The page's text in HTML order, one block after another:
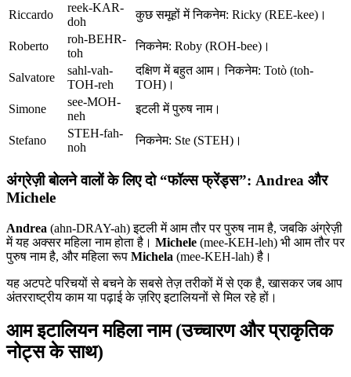
Riccardo
reek-KAR-
doh
कुछ समूहों में निकनेम: Ricky (REE-kee)।
Roberto
roh-BEHR-
toh
निकनेम: Roby (ROH-bee)।
Salvatore
sahl-vah-
TOH-reh
दक्षिण में बहुत आम। निकनेम: Totò (toh-
TOH)।
Simone
see-MOH-
neh
इटली में पुरुष नाम।
Stefano
STEH-fah-
noh
निकनेम: Ste (STEH)।
अंग्रेज़ी बोलने वालों के लिए दो “फॉल्स फ्रेंड्स”: Andrea और
Michele
Andrea (ahn-DRAY-ah) इटली में आम तौर पर पुरुष नाम है, जबकि अंग्रेज़ी
में यह अक्सर महिला नाम होता है। Michele (mee-KEH-leh) भी आम तौर पर
पुरुष नाम है, और महिला रूप Michela (mee-KEH-lah) है।
यह अटपटे परिचयों से बचने के सबसे तेज़ तरीकों में से एक है, खासकर जब आप
अंतरराष्ट्रीय काम या पढ़ाई के ज़रिए इटालियनों से मिल रहे हों।
आम इटालियन महिला नाम (उच्चारण और प्राकृतिक
नोट्स के साथ)